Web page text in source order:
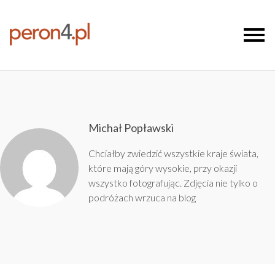
Michał Popławski
Chciałby zwiedzić wszystkie kraje świata,
które mają góry wysokie, przy okazji
wszystko fotografując. Zdjęcia nie tylko o
podróżach wrzuca na blog